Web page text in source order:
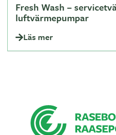
Fresh Wash –
luftvärmepumpar
Läs mer